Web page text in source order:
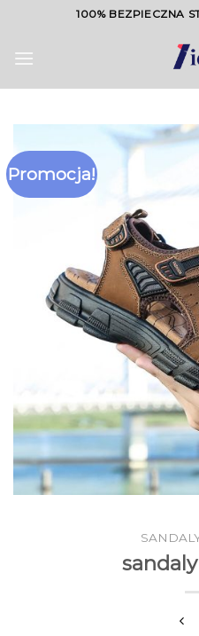
content
100% BEZPIECZNA
Promocja!